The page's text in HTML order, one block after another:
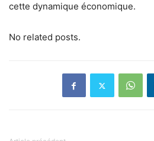
cette dynamique économique.
No related posts.